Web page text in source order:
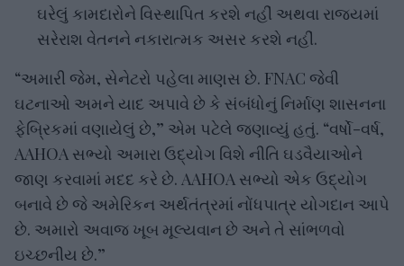
ઘરેલું કામદારોને વિસ્થાપિત કરશે નહીં અથવા રાજ્યમાં
સરેરાશ વેતનને નકારાત્મક અસર કરશે નહીં.
“અમારી જેમ, સેનેટરો પહેલા માણસ છે. FNAC જેવી
ઘટનાઓ અમને યાદ અપાવે છે કે સંબંધોનું નિર્માણ શાસનના
ફેબ્રિકમાં વણાયેલું છે,” એમ પટેલે જણાવ્યું હતું. “વર્ષો-વર્ષ,
AAHOA સભ્યો અમારા ઉદ્યોગ વિશે નીતિ ઘડવૈયાઓને
જાણ કરવામાં મદદ કરે છે. AAHOA સભ્યો એક ઉદ્યોગ
બનાવે છે જે અમેરિકન અર્થતંત્રમાં નોંધપાત્ર યોગદાન આપે
છે. અમારો અવાજ ખૂબ મૂલ્યવાન છે અને તે સાંભળવો
ઇચ્છનીય છે.”